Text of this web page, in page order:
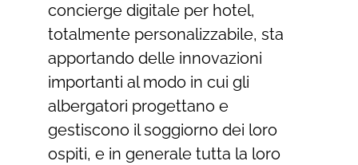
concierge digitale per hotel,
totalmente personalizzabile, sta
apportando delle innovazioni
importanti al modo in cui gli
albergatori progettano e
gestiscono il soggiorno dei loro
ospiti, e in generale tutta la loro